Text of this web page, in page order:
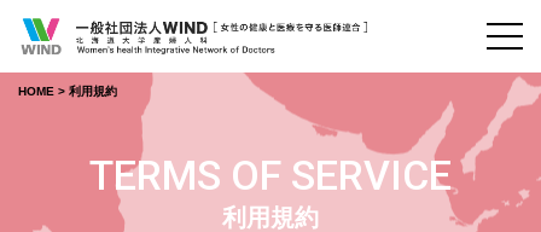
HOME 利用規約
TERMS OF SERVICE
利用規約